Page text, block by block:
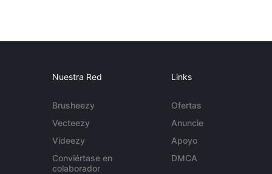
Nuestra Red
Brusheezy
Vecteezy
Videezy
Conviértase en
colaborador
Links
Ofertas
Anuncie
Apoyo
DMCA